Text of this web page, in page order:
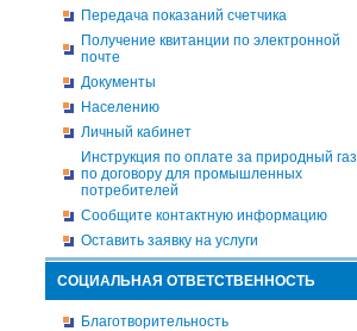
Передача показаний счетчика
Получение квитанции по электронной
почте
Документы
Населению
Личный кабинет
Инструкция по оплате за природный газ
по договору для промышленных
потребителей
Сообщите контактную информацию
Оставить заявку на услуги
СОЦИАЛЬНАЯ ОТВЕТСТВЕННОСТЬ
Благотворительность